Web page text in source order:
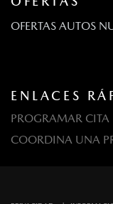
OFERTAS AUTOS
ENLACES
PROGRAMAR CITA
COORDINA UNA